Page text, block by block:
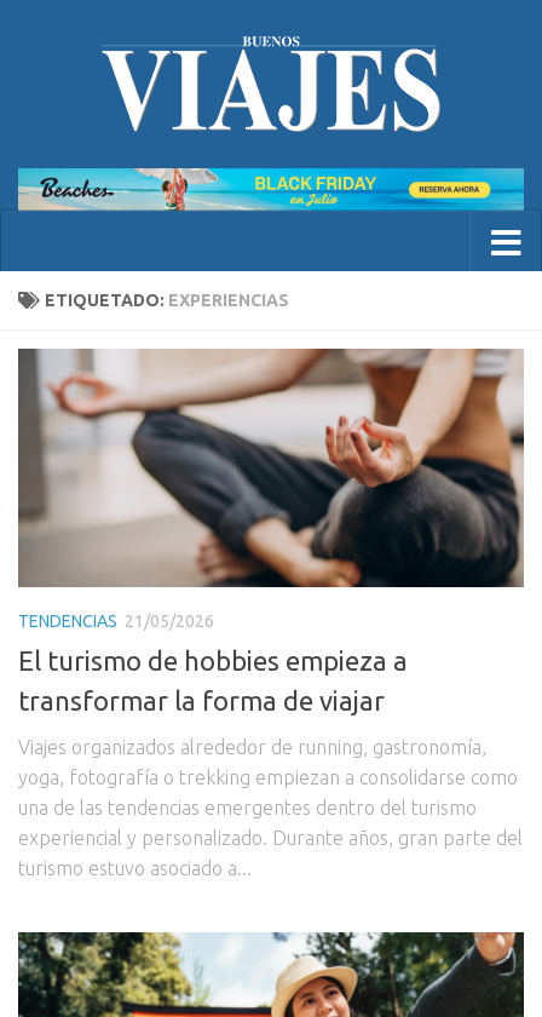
ETIQUETADO: EXPERIENCIAS
TENDENCIAS 21/05/2026
El turismo de hobbies empieza a
transformar la forma de viajar
Viajes organizados alrededor de running, gastronomía,
yoga, fotografía o trekking empiezan a consolidarse como
una de las tendencias emergentes dentro del turismo
experiencial y personalizado. Durante años, gran parte del
turismo estuvo asociado a...